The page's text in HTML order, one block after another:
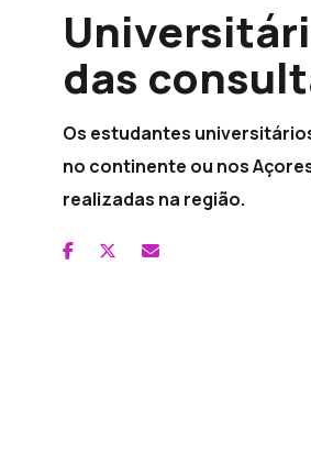
das
Os estudantes
no continente ou nos
realizadas na região.